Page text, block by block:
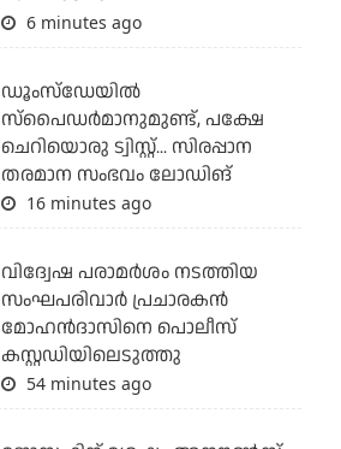
6 minutes ago
ഡൂംസ്‌ഡേയില്‍
സ്‌പൈഡര്‍മാനുമുണ്ട്, പക്ഷേ
ചെറിയൊരു ട്വിസ്റ്റ്... സിരപ്പാന
തരമാന സംഭവം ലോഡിങ്
16 minutes ago
വിദ്വേഷ പരാമര്‍ശം നടത്തിയ
സംഘപരിവാര്‍ പ്രചാരകന്‍
മോഹന്‍ദാസിനെ പൊലീസ്
കസ്റ്റഡിയിലെടുത്തു
54 minutes ago